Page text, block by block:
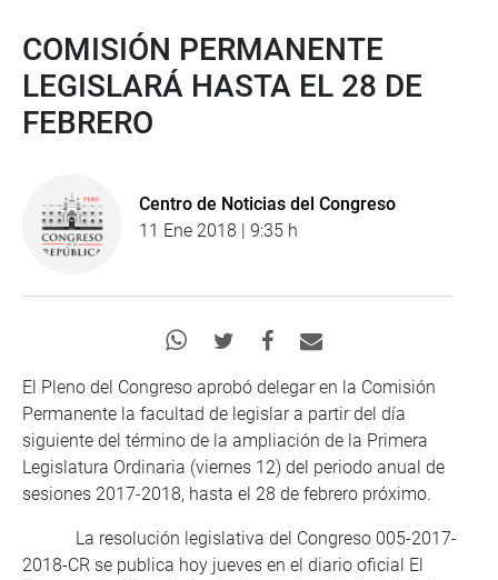
COMISIÓN PERMANENTE
LEGISLARÁ HASTA EL 28 DE
FEBRERO
Centro de Noticias del Congreso
11 Ene 2018 | 9:35 h
El Pleno del Congreso aprobó delegar en la Comisión
Permanente la facultad de legislar a partir del día
siguiente del término de la ampliación de la Primera
Legislatura Ordinaria (viernes 12) del periodo anual de
sesiones 2017-2018, hasta el 28 de febrero próximo.
La resolución legislativa del Congreso 005-2017-
2018-CR se publica hoy jueves en el diario oficial El